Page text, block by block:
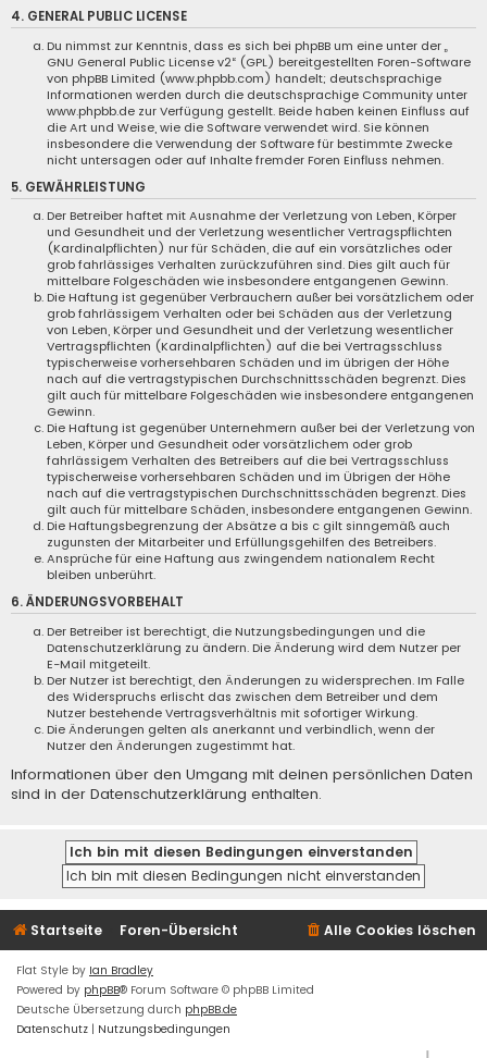
4. GENERAL PUBLIC LICENSE
Du nimmst zur Kenntnis, dass es sich bei phpBB um eine unter der „
GNU General Public License v2“ (GPL) bereitgestellten Foren-Software
von phpBB Limited (www.phpbb.com) handelt; deutschsprachige
Informationen werden durch die deutschsprachige Community unter
www.phpbb.de zur Verfügung gestellt. Beide haben keinen Einfluss auf
die Art und Weise, wie die Software verwendet wird. Sie können
insbesondere die Verwendung der Software für bestimmte Zwecke
nicht untersagen oder auf Inhalte fremder Foren Einfluss nehmen.
5. GEWÄHRLEISTUNG
Der Betreiber haftet mit Ausnahme der Verletzung von Leben, Körper
und Gesundheit und der Verletzung wesentlicher Vertragspflichten
(Kardinalpflichten) nur für Schäden, die auf ein vorsätzliches oder
grob fahrlässiges Verhalten zurückzuführen sind. Dies gilt auch für
mittelbare Folgeschäden wie insbesondere entgangenen Gewinn.
Die Haftung ist gegenüber Verbrauchern außer bei vorsätzlichem oder
grob fahrlässigem Verhalten oder bei Schäden aus der Verletzung
von Leben, Körper und Gesundheit und der Verletzung wesentlicher
Vertragspflichten (Kardinalpflichten) auf die bei Vertragsschluss
typischerweise vorhersehbaren Schäden und im übrigen der Höhe
nach auf die vertragstypischen Durchschnittsschäden begrenzt. Dies
gilt auch für mittelbare Folgeschäden wie insbesondere entgangenen
Gewinn.
Die Haftung ist gegenüber Unternehmern außer bei der Verletzung von
Leben, Körper und Gesundheit oder vorsätzlichem oder grob
fahrlässigem Verhalten des Betreibers auf die bei Vertragsschluss
typischerweise vorhersehbaren Schäden und im Übrigen der Höhe
nach auf die vertragstypischen Durchschnittsschäden begrenzt. Dies
gilt auch für mittelbare Schäden, insbesondere entgangenen Gewinn.
Die Haftungsbegrenzung der Absätze a bis c gilt sinngemäß auch
zugunsten der Mitarbeiter und Erfüllungsgehilfen des Betreibers.
Ansprüche für eine Haftung aus zwingendem nationalem Recht
bleiben unberührt.
6. ÄNDERUNGSVORBEHALT
Der Betreiber ist berechtigt, die Nutzungsbedingungen und die
Datenschutzerklärung zu ändern. Die Änderung wird dem Nutzer per
E-Mail mitgeteilt.
Der Nutzer ist berechtigt, den Änderungen zu widersprechen. Im Falle
des Widerspruchs erlischt das zwischen dem Betreiber und dem
Nutzer bestehende Vertragsverhältnis mit sofortiger Wirkung.
Die Änderungen gelten als anerkannt und verbindlich, wenn der
Nutzer den Änderungen zugestimmt hat.
Informationen über den Umgang mit deinen persönlichen Daten
sind in der Datenschutzerklärung enthalten.
Startseite Foren-Übersicht Alle Cookies löschen
Flat Style by Ian Bradley
Powered by phpBB® Forum Software © phpBB Limited
Deutsche Übersetzung durch phpBB.de
Datenschutz | Nutzungsbedingungen